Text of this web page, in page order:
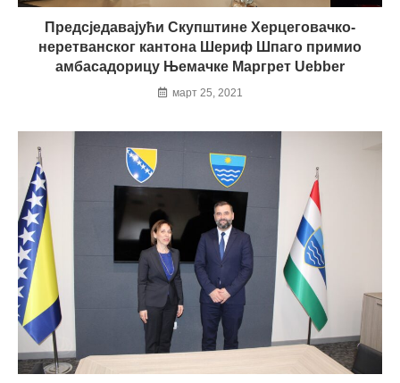
Предсједавајући Скупштине Херцеговачко-
неретванског кантона Шериф Шпаго примио
амбасадорицу Њемачке Маргрет Uebber
март 25, 2021